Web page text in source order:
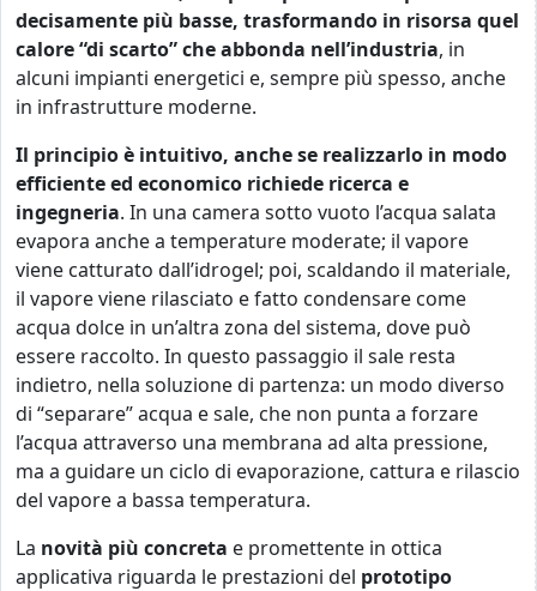
decisamente più basse, trasformando in risorsa quel
calore “di scarto” che abbonda nell’industria, in
alcuni impianti energetici e, sempre più spesso, anche
in infrastrutture moderne.
Il principio è intuitivo, anche se realizzarlo in modo
efficiente ed economico richiede ricerca e
ingegneria. In una camera sotto vuoto l’acqua salata
evapora anche a temperature moderate; il vapore
viene catturato dall’idrogel; poi, scaldando il materiale,
il vapore viene rilasciato e fatto condensare come
acqua dolce in un’altra zona del sistema, dove può
essere raccolto. In questo passaggio il sale resta
indietro, nella soluzione di partenza: un modo diverso
di “separare” acqua e sale, che non punta a forzare
l’acqua attraverso una membrana ad alta pressione,
ma a guidare un ciclo di evaporazione, cattura e rilascio
del vapore a bassa temperatura.
La novità più concreta e promettente in ottica
applicativa riguarda le prestazioni del prototipo